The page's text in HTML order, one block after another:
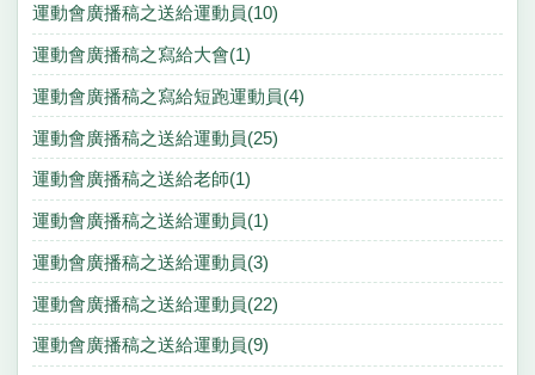
運動會廣播稿之送給運動員(10)
運動會廣播稿之寫給大會(1)
運動會廣播稿之寫給短跑運動員(4)
運動會廣播稿之送給運動員(25)
運動會廣播稿之送給老師(1)
運動會廣播稿之送給運動員(1)
運動會廣播稿之送給運動員(3)
運動會廣播稿之送給運動員(22)
運動會廣播稿之送給運動員(9)